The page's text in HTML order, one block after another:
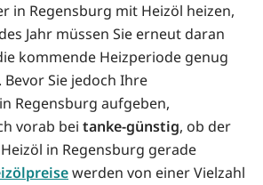
in Regensburg mit Heizöl heizen,
Jahr müssen Sie erneut daran
kommende Heizperiode genug
Sie jedoch Ihre
in Regensburg aufgeben,
vorab bei tanke-günstig, ob der
in Regensburg gerade
werden von einer Vielzahl